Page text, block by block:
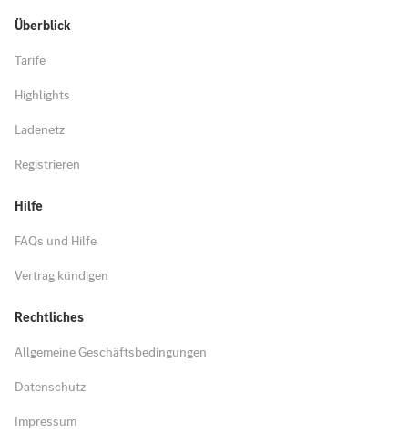
Überblick
Tarife
Highlights
Ladenetz
Registrieren
Hilfe
FAQs und Hilfe
Vertrag kündigen
Rechtliches
Allgemeine Geschäftsbedingungen
Datenschutz
Impressum